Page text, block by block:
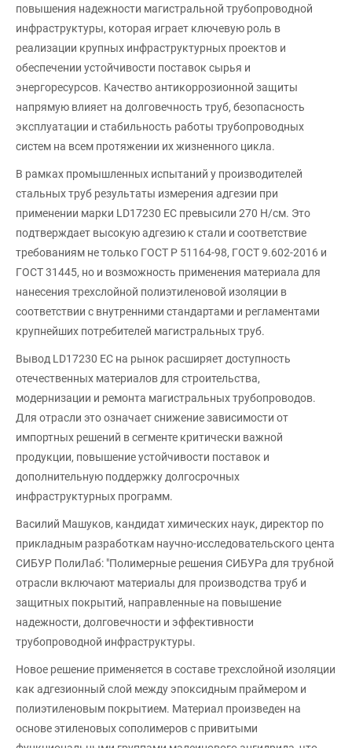
повышения надежности магистральной трубопроводной
инфраструктуры, которая играет ключевую роль в
реализации крупных инфраструктурных проектов и
обеспечении устойчивости поставок сырья и
энергоресурсов. Качество антикоррозионной защиты
напрямую влияет на долговечность труб, безопасность
эксплуатации и стабильность работы трубопроводных
систем на всем протяжении их жизненного цикла.
В рамках промышленных испытаний у производителей
стальных труб результаты измерения адгезии при
применении марки LD17230 EC превысили 270 Н/см. Это
подтверждает высокую адгезию к стали и соответствие
требованиям не только ГОСТ Р 51164-98, ГОСТ 9.602-2016 и
ГОСТ 31445, но и возможность применения материала для
нанесения трехслойной полиэтиленовой изоляции в
соответствии с внутренними стандартами и регламентами
крупнейших потребителей магистральных труб.
Вывод LD17230 EC на рынок расширяет доступность
отечественных материалов для строительства,
модернизации и ремонта магистральных трубопроводов.
Для отрасли это означает снижение зависимости от
импортных решений в сегменте критически важной
продукции, повышение устойчивости поставок и
дополнительную поддержку долгосрочных
инфраструктурных программ.
Василий Машуков, кандидат химических наук, директор по
прикладным разработкам научно-исследовательского цента
СИБУР ПолиЛаб: "Полимерные решения СИБУРа для трубной
отрасли включают материалы для производства труб и
защитных покрытий, направленные на повышение
надежности, долговечности и эффективности
трубопроводной инфраструктуры.
Новое решение применяется в составе трехслойной изоляции
как адгезионный слой между эпоксидным праймером и
полиэтиленовым покрытием. Материал произведен на
основе этиленовых сополимеров с привитыми